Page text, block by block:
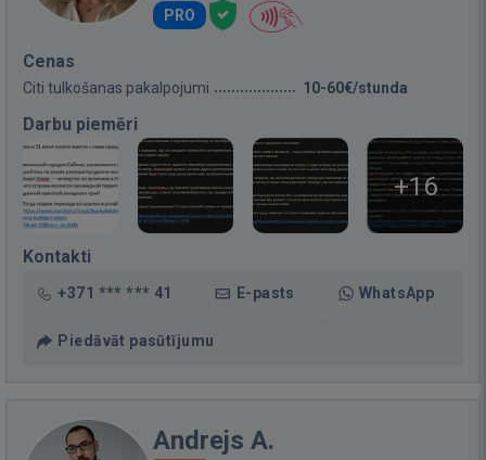
PRO
Cenas
Citi tulkošanas pakalpojumi 10-60€/stunda
Darbu piemēri
+16
Kontakti
+371 *** *** 41 E-pasts WhatsApp
Piedāvāt pasūtījumu
Andrejs A.